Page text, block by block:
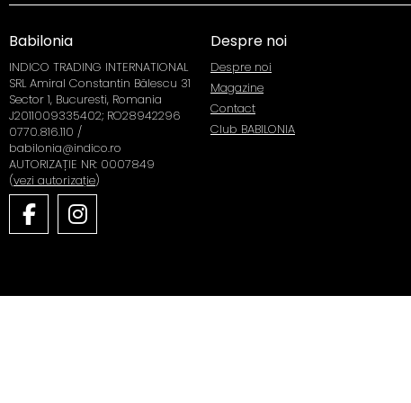
Babilonia
INDICO TRADING INTERNATIONAL
SRL Amiral Constantin Bălescu 31
Sector 1, Bucuresti, Romania
J2011009335402; RO28942296
0770.816.110 /
babilonia@indico.ro
AUTORIZAȚIE NR: 0007849
(vezi autorizație)
Despre noi
Despre noi
Magazine
Contact
Club BABILONIA